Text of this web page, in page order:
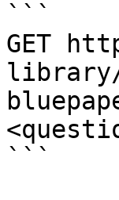
```
GET
library/
```